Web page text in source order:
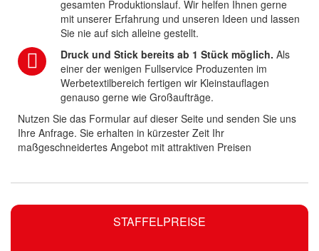
STAFFELPREISE
gesamten Produktionslauf. Wir helfen Ihnen gerne
mit unserer Erfahrung und unseren Ideen und lassen
Sie nie auf sich alleine gestellt.
Druck und Stick bereits ab 1 Stück möglich. Als
einer der wenigen Fullservice Produzenten im
Werbetextilbereich fertigen wir Kleinstauflagen
genauso gerne wie Großaufträge.
Nutzen Sie das Formular auf dieser Seite und senden Sie uns
Ihre Anfrage. Sie erhalten in kürzester Zeit Ihr
maßgeschneidertes Angebot mit attraktiven Preisen